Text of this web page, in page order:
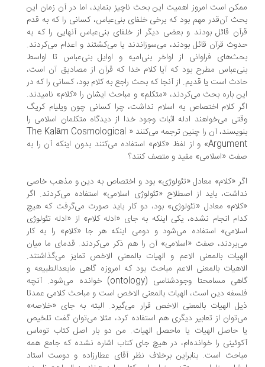
است امروز اهمیت این بحث ناچیز بنماید، اما در آن زمان این
آن‌قدر مهم بود كه برخی خلفای بنی‌عباس، كسانی را كه به قدم
قائل بودند و بعضی دیگر از خلفای بنی‌عباس آنهایی را كه به
قرآن قائل بودند، می‌سوزاندند یا می‌كشتند و اعدام می‌كردند.
فراوانی از اواخر بنی‌امیه و اوایل بنی‌عباس تا اواسط
مطرح بود كه آیا كلام خدا كه قرآن از مصادیق آن است،
است یا قدیم. از آنجا كه بحث راجع به كلام بود، كسانی را كه در
باره بحث می‌كردند، «متكلم» و مباحث ایشان را «كلام» نامیدند.
كلام اختصاص به اسلام نداشت، چرا كسانی چون ویلیام كریگ
می‌خواهند ادله اثبات وجود خدا از دیدگاه متكلمان اسلامی را
بنویسند، آن را چنین ترجمه می‌كنند « The Kalām Cosmological
Argument» و از لفظ «كلام» استفاده می‌كنند بدون اینكه آن را به
«اسلامی» مقید و متصف كنند؟
«كلام» معادل «تئولوژی» بود و اختصاص به دین و مذهب خاصی
باید از اصطلاح «تئولوژی اسلامی» استفاده می‌كردند. اگر
معادل «تئولوژی» بود، دو كار باید صورت می‌گرفت كه هیچ
انجام نشده، یكی اینكه به جای «ادله كلام» از «ادله تئولوژی
استفاده می‌شود و دومی اینكه هر جا «كلام» را به كار
صفت «اسلامی» آن را هم ذكر می‌كردند. قدمای ما میان
بالمعنی الاعم و الهیات بالمعنی الاخص تمایز می‌گذاشتند.
بالمعنی الاعم مباحث بود كه امروزه گاهی مابعدالطبیعه و
گاهی مسامحتا وجودشناسی (ontology) خوانده می‌شود. آنچه
دین است، الهیات بالمعنی الاخص است و مباحث كلامی عمدتا
الهیات بالمعنی الاخص قرار می‌گیرد. البته به جای «خلاصه»
از تعابیر دیگری هم استفاده كرد، مثلا می‌توان گفت تلخیص
حاصل الهیات یا ماحصل الهیات. من دو بار اصل كتاب توماس
را خوانده‌ام، در هیچ جای كتاب اشاره نشده كه جامع همه
است. بنابراین برخلاف نظر آقای عطارزاده و دوست استاد